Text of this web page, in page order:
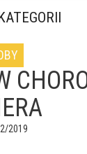
2019